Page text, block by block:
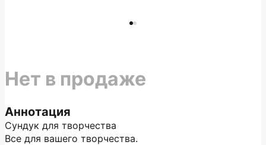
Аннотация
Сундук для творчества
Все для вашего творчества.
Нет в продаже